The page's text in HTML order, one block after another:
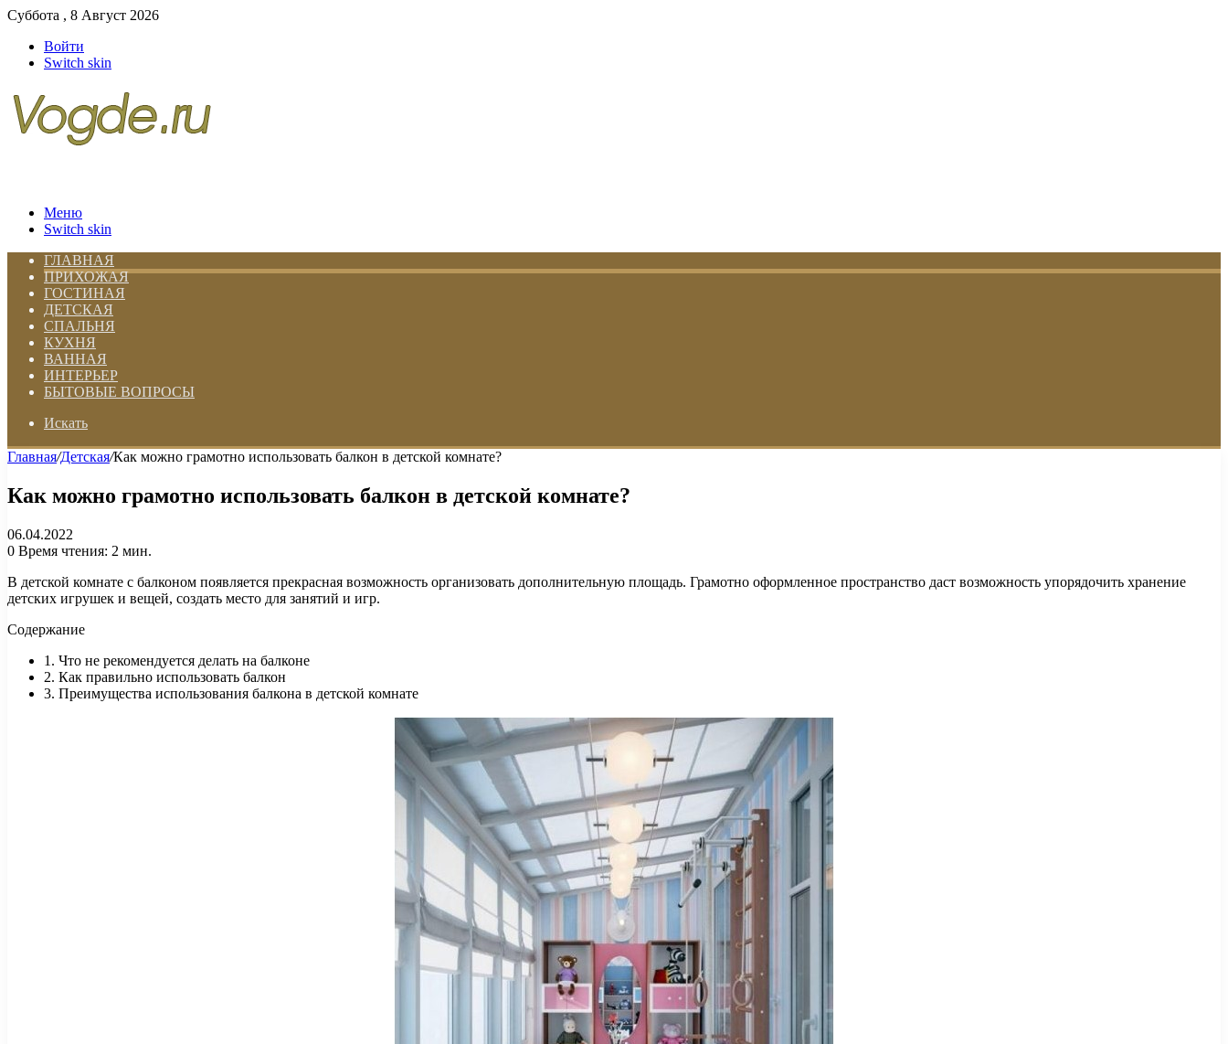
Суббота , 8 Август 2026
Войти
Switch skin
Меню
Switch skin
ГЛАВНАЯ
ПРИХОЖАЯ
ГОСТИНАЯ
ДЕТСКАЯ
СПАЛЬНЯ
КУХНЯ
ВАННАЯ
ИНТЕРЬЕР
БЫТОВЫЕ ВОПРОСЫ
Искать
Главная/Детская/Как можно грамотно использовать балкон в детской комнате?
Как можно грамотно использовать балкон в детской комнате?
06.04.2022
0 Время чтения: 2 мин.
В детской комнате с балконом появляется прекрасная возможность организовать дополнительную площадь. Грамотно оформленное пространство даст возможность упорядочить хранение
детских игрушек и вещей, создать место для занятий и игр.
Содержание
1. Что не рекомендуется делать на балконе
2. Как правильно использовать балкон
3. Преимущества использования балкона в детской комнате